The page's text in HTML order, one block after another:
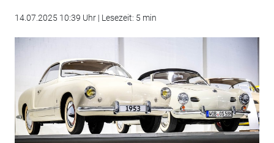
14.07.2025 10:39 Uhr | Lesezeit: 5 min